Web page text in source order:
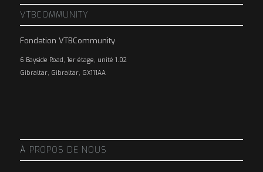
VTBCOMMUNITY
Fondation VTBCommunity
6 Bayside Road, 1er étage, unité 1.02
Gibraltar, Gibraltar, GX111AA
À PROPOS DE NOUS